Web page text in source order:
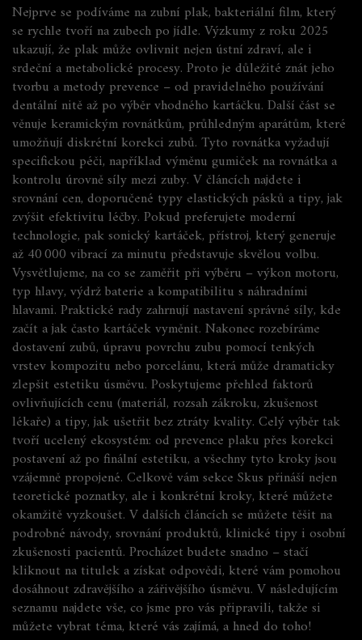
Nejprve se podíváme nazubní plak, bakteriální film, který
se rychle tvoří na zubech po jídle. Výzkumy z roku 2025
ukazují, že plak může ovlivnit nejen ústní zdraví, ale i
srdeční a metabolické procesy. Proto je důležité znát jeho
tvorbu a metody prevence – od pravidelného používání
dentální nitě až po výběr vhodného kartáčku. Další část se
věnuje keramickým rovnátkům, průhledným aparátům, které
umožňují diskrétní korekci zubů. Tyto rovnátka vyžadují
specifickou péči, například výměnu gumiček na rovnátka a
kontrolu úrovně síly mezi zuby. V článcích najdete i
srovnání cen, doporučené typy elastických pásků a tipy, jak
zvýšit efektivitu léčby. Pokud preferujete moderní
technologie, paksonický kartáček, přístroj, který generuje
až 40 000 vibrací za minutu představuje skvělou volbu.
Vysvětlujeme, na co se zaměřit při výběru – výkon motoru,
typ hlavy, výdrž baterie a kompatibilitu s náhradními
hlavami. Praktické rady zahrnují nastavení správné síly, kde
začít a jak často kartáček vyměnit. Nakonec rozebíráme
dostavení zubů, úpravu povrchu zubu pomocí tenkých
vrstev kompozitu nebo porcelánu, která může dramaticky
zlepšit estetiku úsměvu. Poskytujeme přehled faktorů
ovlivňujících cenu (materiál, rozsah zákroku, zkušenost
lékaře) a tipy, jak ušetřit bez ztráty kvality. Celý výběr tak
tvoří ucelený ekosystém: od prevence plak​u přes korekci
postavení až po finální estetiku, a všechny tyto kroky jsou
vzájemně propojené. Celkově vám sekce Skus přináší nejen
teoretické poznatky, ale i konkrétní kroky, které můžete
okamžitě vyzkoušet. V dalších článcích se můžete těšit na
podrobné návody, srovnání produktů, klinické tipy i osobní
zkušenosti pacientů. Procházet budete snadno – stačí
kliknout na titulek a získat odpovědi, které vám pomohou
dosáhnout zdravějšího a zářivějšího úsměvu. V následujícím
seznamu najdete vše, co jsme pro vás připravili, takže si
můžete vybrat téma, které vás zajímá, a hned do toho!